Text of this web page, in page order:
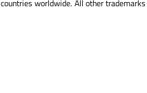
countries worldwide. All other